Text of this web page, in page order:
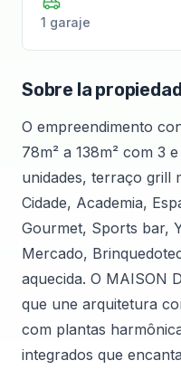
1 garaje
Sobre la propiedad
O empreendimento
78m² a 138m² com 3
unidades, terraço grill
Cidade, Academia,
Gourmet, Sports bar,
Mercado,
aquecida. O MAISON
que une arquitetura
com plantas
integrados que